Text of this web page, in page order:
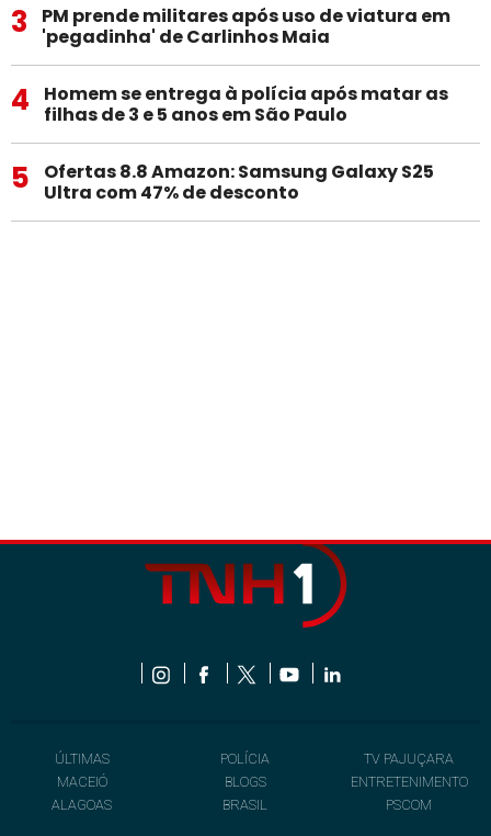
3
PM prende militares após uso de viatura em
'pegadinha' de Carlinhos Maia
4
Homem se entrega à polícia após matar as
filhas de 3 e 5 anos em São Paulo
5
Ofertas 8.8 Amazon: Samsung Galaxy S25
Ultra com 47% de desconto
ÚLTIMAS
MACEIÓ
ALAGOAS
POLÍCIA
BLOGS
BRASIL
TV PAJUÇARA
ENTRETENIMENTO
PSCOM